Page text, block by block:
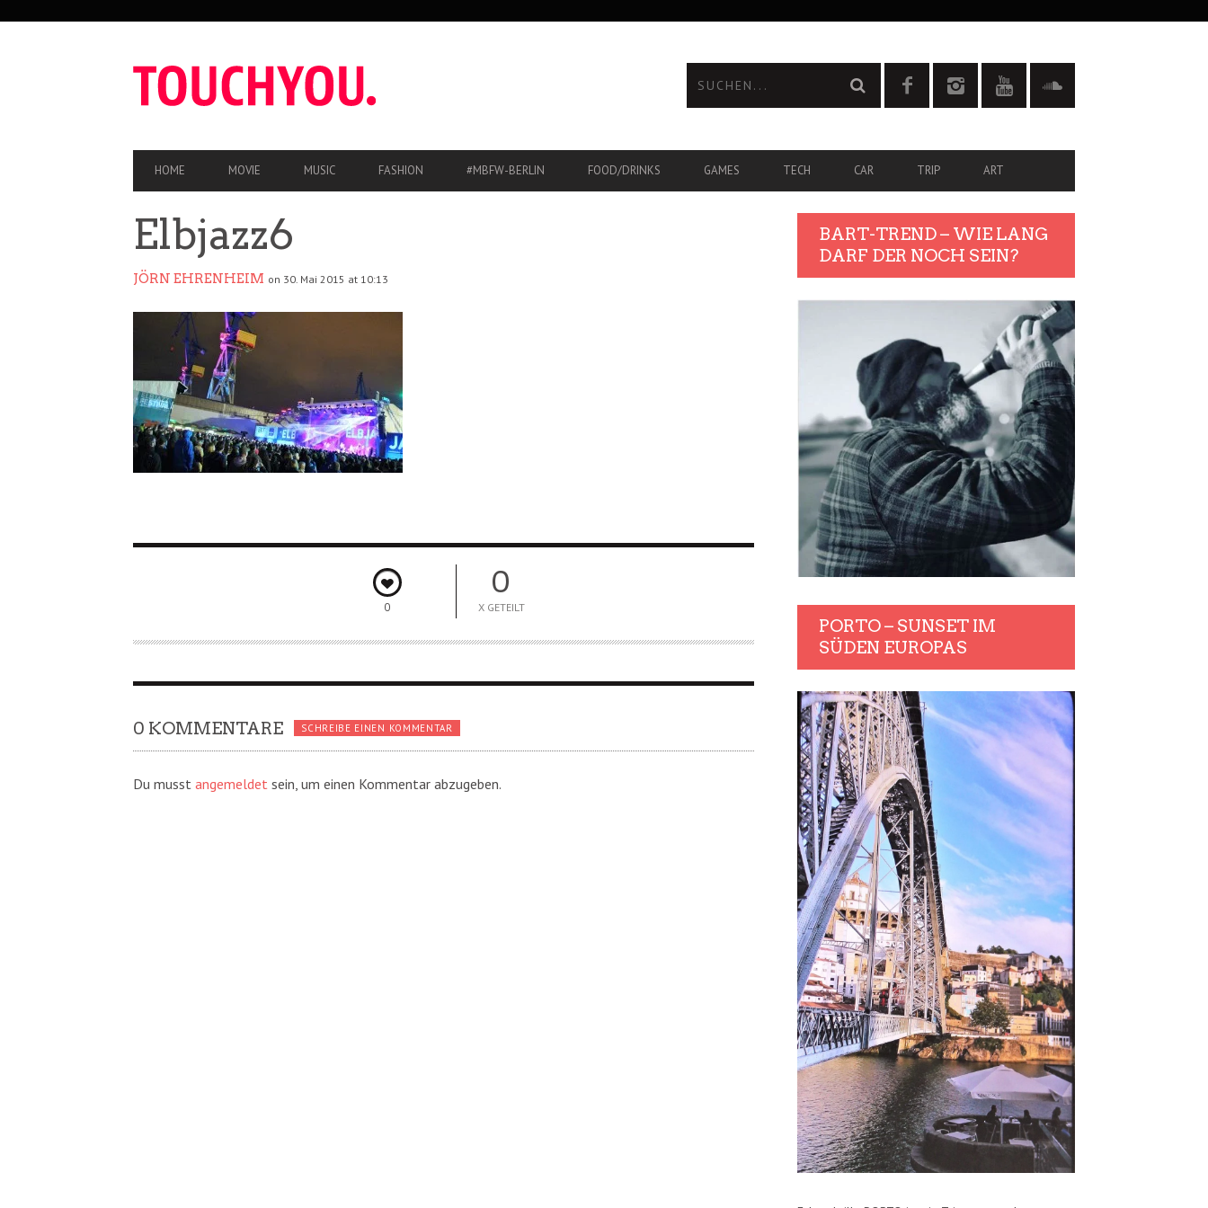
HAUPT-
NAVIGATION
HOME MOVIE MUSIC FASHION #MBFW-BERLIN FOOD/DRINKS GAMES TECH CAR TRIP ART
Elbjazz6
JÖRN EHRENHEIM on 30. Mai 2015 at 10:13
0
0
X GETEILT
0 KOMMENTARE SCHREIBE EINEN KOMMENTAR
Du musst angemeldet sein, um einen Kommentar abzugeben.
BART-TREND – WIE LANG
DARF DER NOCH SEIN?
PORTO – SUNSET IM
SÜDEN EUROPAS